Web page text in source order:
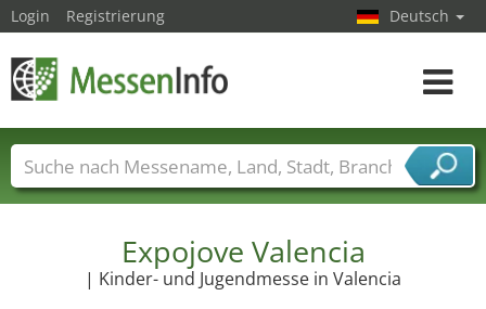
Expojove Valencia
| Kinder- und Jugendmesse in Valencia
Login Registrierung Deutsch
Toggle
Messenamen Länder Städte
Branchen